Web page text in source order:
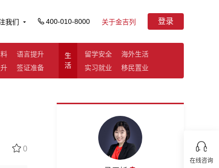
我们 400-010-8000 关于金吉列 登录
语言提升
签证准备
生
活
留学安全
海外生活
实习就业
移民置业
在线咨询
0